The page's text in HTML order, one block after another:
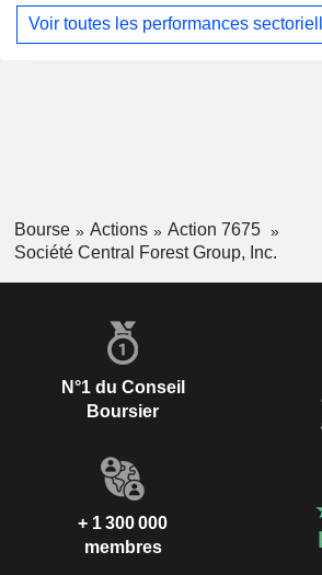
Voir toutes les performances
Bourse Actions
Action 7675
Société Central Forest Group, Inc.
N°1 du Conseil
Boursier
+ 1 300 000
membres